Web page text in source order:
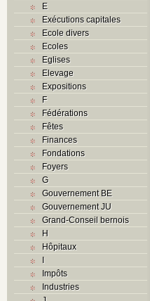
E
Exécutions capitales
Ecole divers
Ecoles
Eglises
Elevage
Expositions
F
Fédérations
Fêtes
Finances
Fondations
Foyers
G
Gouvernement BE
Gouvernement JU
Grand-Conseil bernois
H
Hôpitaux
I
Impôts
Industries